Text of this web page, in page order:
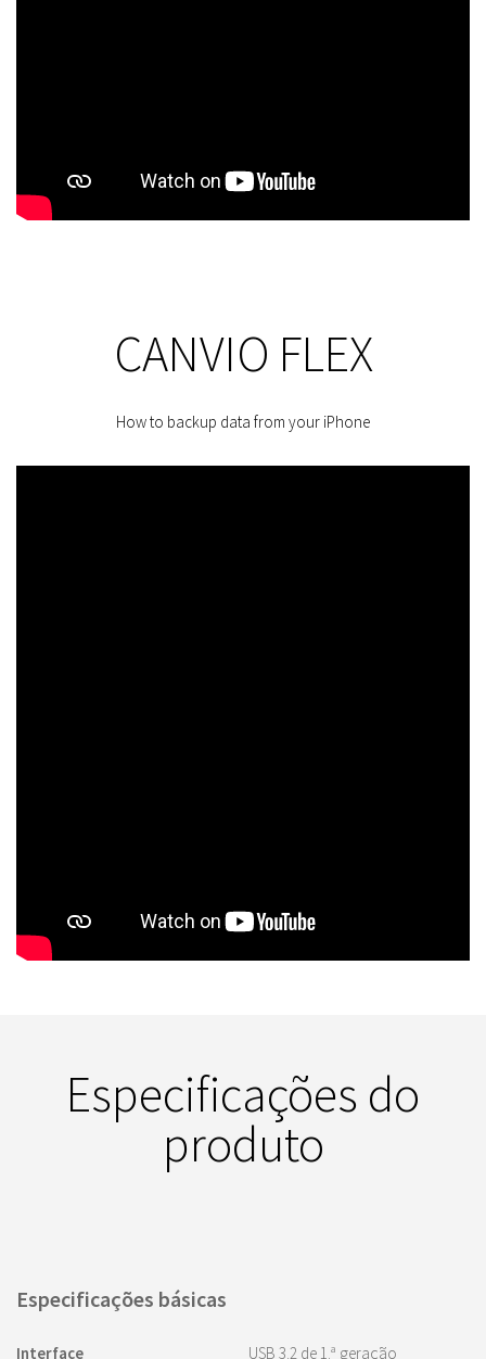
CANVIO FLEX
How to backup data from your iPhone
Especificações do
produto
Especificações básicas
Interface USB 3.2 de 1.ª geração